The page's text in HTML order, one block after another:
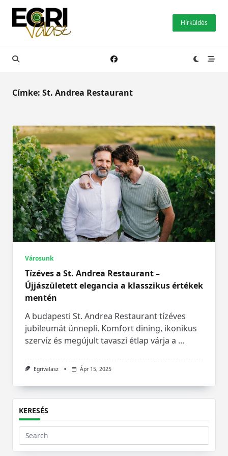
Skip
content
Hírküldés
Címke: St. Andrea Restaurant
Városunk
Tízéves a St. Andrea Restaurant –
Újjászületett elegancia a klasszikus értékek
mentén
A budapesti St. Andrea Restaurant tízéves
jubileumát ünnepli. Komfort dining, ikonikus
szervíz és megújult tavaszi étlap várja a ...
Egrivalasz Ápr 15, 2025
KERESÉS
Search
for: